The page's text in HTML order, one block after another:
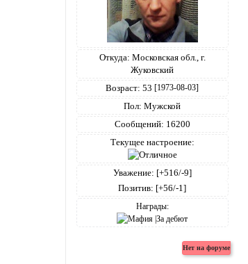
Откуда: Московская обл., г.
Жуковский
Возраст: 53 [1973-08-03]
Пол: Мужской
Сообщений: 16200
Текущее настроение:
Уважение: [+516/-9]
Позитив: [+56/-1]
Награды: